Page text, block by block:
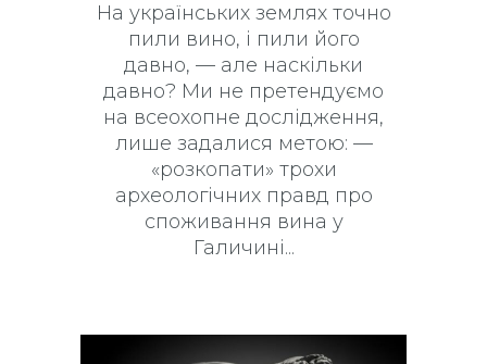
На українських землях точно
пили вино, і пили його
давно, — але наскільки
давно? Ми не претендуємо
на всеохопне дослідження,
лише задалися метою: —
«розкопати» трохи
археологічних правд про
споживання вина у
Галичині